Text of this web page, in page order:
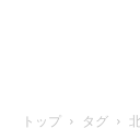
トップ タグ